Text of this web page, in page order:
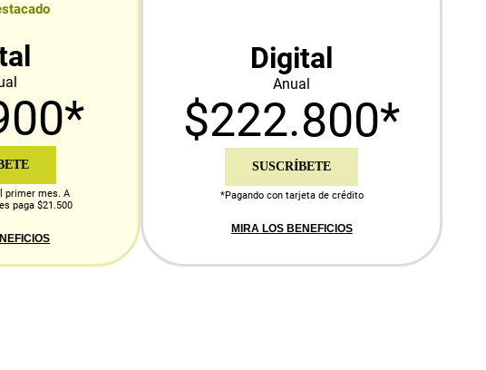
primer mes. A
paga $21.500
Digital
Anual
$222.800*
SUSCRÍBETE
*Pagando con tarjeta de crédito
MIRA LOS BENEFICIOS